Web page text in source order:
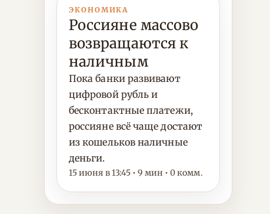
ЭКОНОМИКА
Россияне массово
возвращаются к
наличным
Пока банки развивают
цифровой рубль и
бесконтактные платежи,
россияне всё чаще достают
из кошельков наличные
деньги.
15 июня в 13:45 • 9 мин • 0 комм.